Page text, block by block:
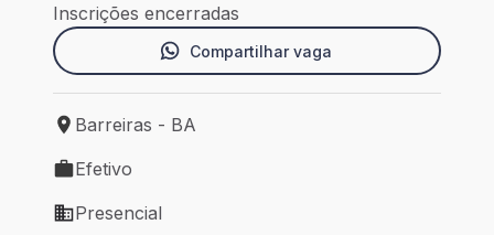
Inscrições encerradas
Compartilhar vaga
Local de trabalho: Barreiras - BA
Barreiras - BA
Tipo de vaga: Efetivo
Efetivo
Modelo de trabalho: Presencial
Presencial